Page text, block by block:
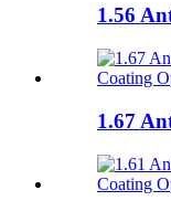
1.56
1.67